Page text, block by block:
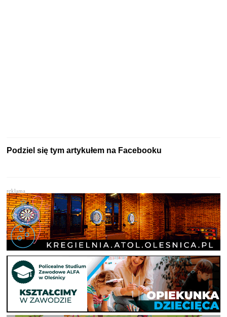
Podziel się tym artykułem na Facebooku
reklama